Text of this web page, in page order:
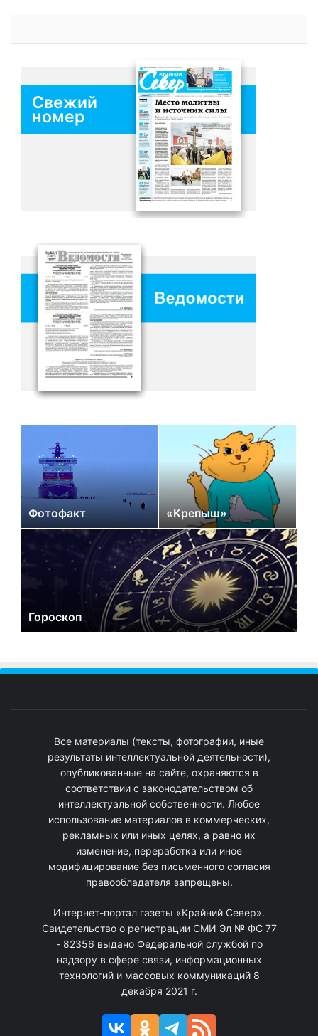
Свежий
номер
Фотофакт «Крепыш»
Гороскоп
Все материалы (тексты, фотографии, иные
результаты интеллектуальной деятельности),
опубликованные на сайте, охраняются в
соответствии с законодательством об
интеллектуальной собственности. Любое
использование материалов в коммерческих,
рекламных или иных целях, а равно их
изменение, переработка или иное
модифицирование без письменного согласия
правообладателя запрещены.
Интернет-портал газеты «Крайний Север».
Свидетельство о регистрации СМИ Эл № ФС 77
- 82356 выдано Федеральной службой по
надзору в сфере связи, информационных
технологий и массовых коммуникаций 8
декабря 2021 г.